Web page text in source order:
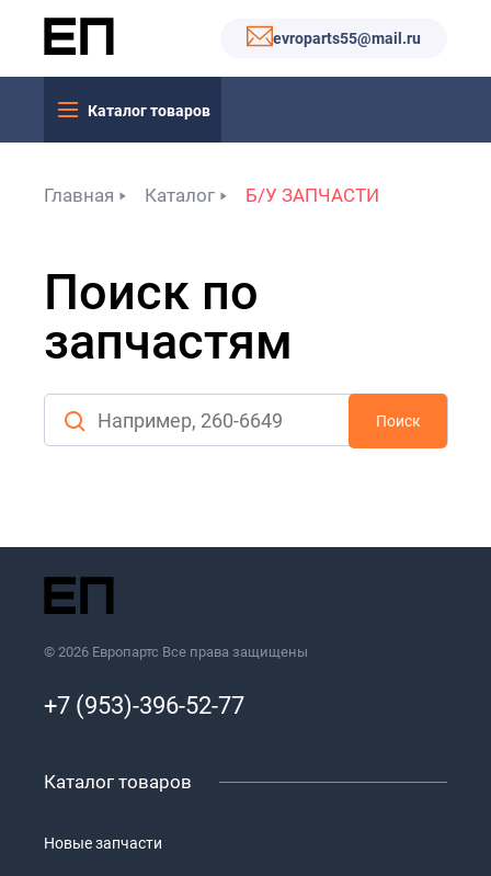
evroparts55@mail.ru
Каталог товаров
Главная Каталог Б/У ЗАПЧАСТИ
Поиск по
запчастям
Поиск
© 2026 Европартс Все права защищены
+7 (953)-396-52-77
Каталог товаров
Новые запчасти